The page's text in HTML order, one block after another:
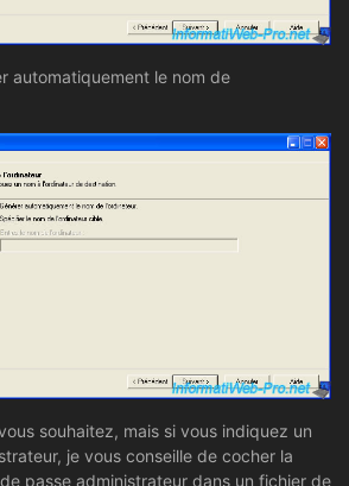
automatiquement le nom de
souhaitez, mais si vous indiquez un
je vous conseille de cocher la
passe administrateur dans un fichier de